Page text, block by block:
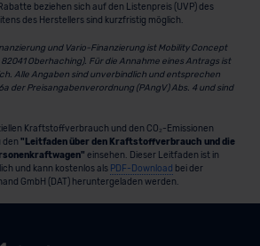
beziehen sich auf den Listenpreis (UVP) des
des Herstellers sind kurzfristig möglich.
und Vario-Finanzierung ist Mobility Concept
82041 Oberhaching). Für die Annahme eines Antrags ist
Alle Angaben sind unverbindlich und entsprechen
der Preisangabenverordnung (PAngV) Abs. 4 und sind
Kraftstoffverbrauch und den CO₂-Emissionen
den "Leitfaden über den Kraftstoffverbrauch und die
einsehen. Dieser Leitfaden ist in
und kann kostenlos als PDF-Download bei der
GmbH (DAT) heruntergeladen werden.